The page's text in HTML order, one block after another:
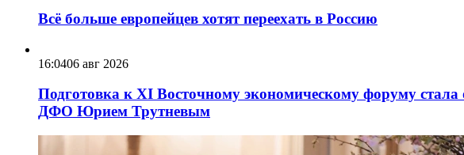
Всё больше европейцев хотят переехать в Россию
16:0406 авг 2026
Подготовка к XI Восточному экономическому форуму
ДФО Юрием Трутневым